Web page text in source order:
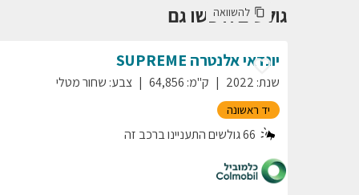
גולשים חיפשו גם
להשוואה
יונדאיאלנטרה SUPREME
שנת:
2022 ק"מ:
64,856 צבע: שחור מטלי
יד ראשונה
66גולשים התעניינו ברכב זה